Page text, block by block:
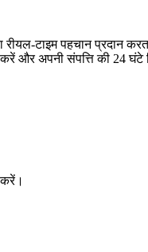
टाइम पहचान प्रदान
अपनी संपत्ति की 24 घंटे